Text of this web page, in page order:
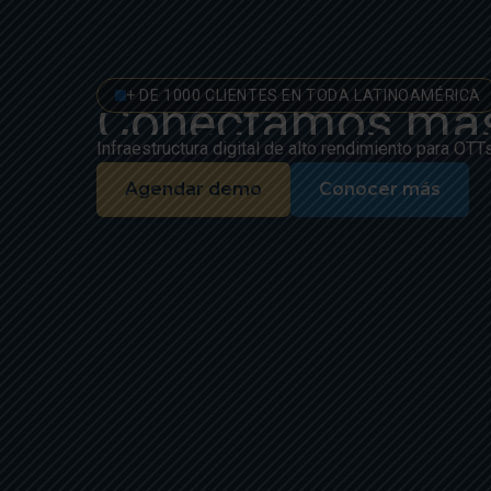
+ DE 1000 CLIENTES EN TODA LATINOAMÉRICA
Conectamos
Infraestructura digital de alto rendimiento para
Agendar demo
Conocer más